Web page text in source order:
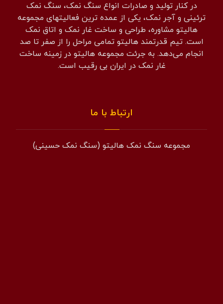
در کنار تولید و صادرات انواع سنگ نمک، سنگ نمک
ترئینی و آجر نمک، یکی از عمده ترین فعالیتهای مجموعه
هالیتو مشاوره، طراحی و ساخت غار نمک و اتاق نمک
است. تیم قدرتمند هالیتو تمامی مراحل را از صفر تا صد
انجام می‌دهد. به جرئت مجموعه هالیتو در زمینه ساخت
غار نمک در ایران بی رقیب است.
ارتباط با ما
مجموعه سنگ نمک هالیتو (سنگ نمک حسینی)